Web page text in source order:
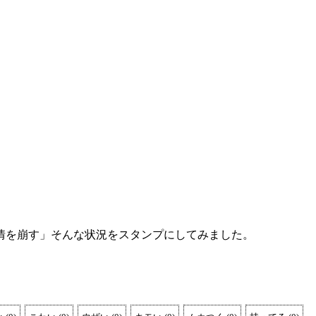
崩す」そんな状況をスタンプにしてみました。